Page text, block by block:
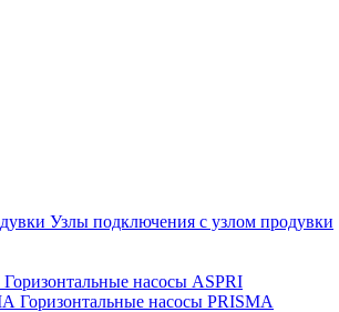
Узлы подключения с узлом продувки
Горизонтальные насосы ASPRI
Горизонтальные насосы PRISMA